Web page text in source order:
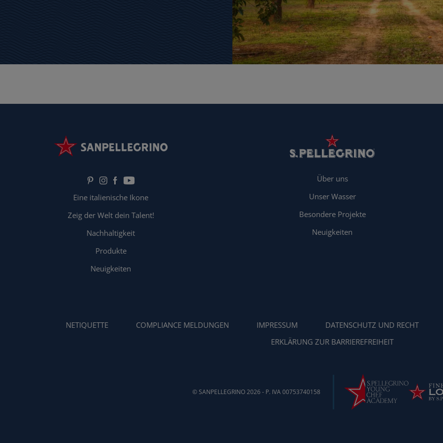
Eine italienische Ikone
Zeig der Welt dein Talent!
Nachhaltigkeit
Produkte
Neuigkeiten
Über uns
Unser Wasser
Besondere Projekte
Neuigkeiten
NETIQUETTE COMPLIANCE MELDUNGEN IMPRESSUM
DATENSCHUTZ UND RECHT
ERKLÄRUNG ZUR BARRIEREFREIHEIT
© SANPELLEGRINO 2026 - P. IVA 00753740158